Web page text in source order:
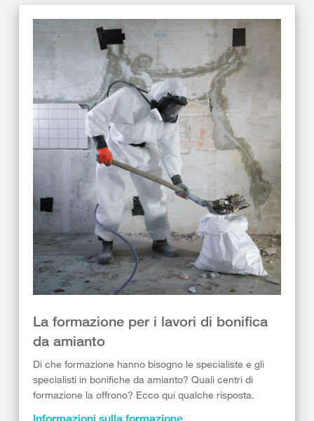
La formazione per i lavori di bonifica
da amianto
Di che formazione hanno bisogno le specialiste e gli
specialisti in bonifiche da amianto? Quali centri di
formazione la offrono? Ecco qui qualche risposta.